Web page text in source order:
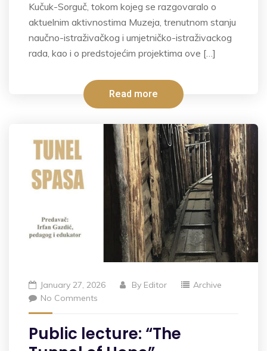
Kučuk-Sorguč, tokom kojeg se razgovaralo o
aktuelnim aktivnostima Muzeja, trenutnom stanju
naučno-istraživačkog i umjetničko-istraživackog
rada, kao i o predstojećim projektima ove […]
Read more
January 27, 2026 By Editor
Archive
No Comments
Public lecture: “The